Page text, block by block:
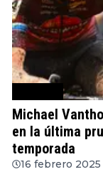
Michael
en la última
temporada
16 febrero 2025